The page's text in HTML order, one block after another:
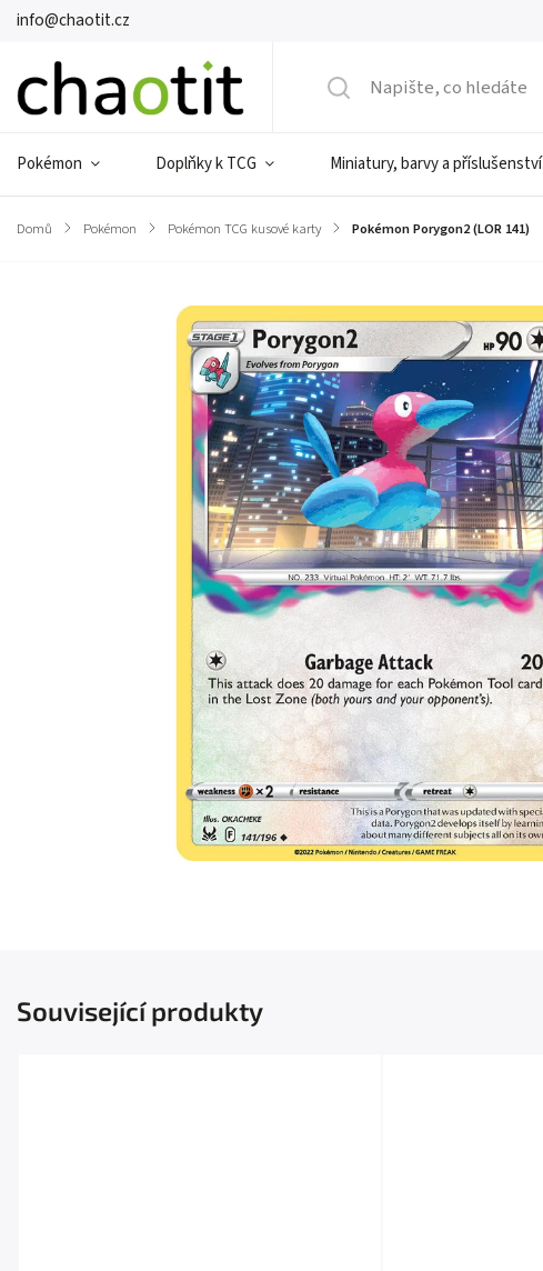
info@chaotit.cz
Pokémon Doplňky k TCG Miniatury, barvy a příslušenství
Domů / Pokémon / Pokémon TCG kusové karty / Pokémon Porygon2 (LOR 141)
Související produkty